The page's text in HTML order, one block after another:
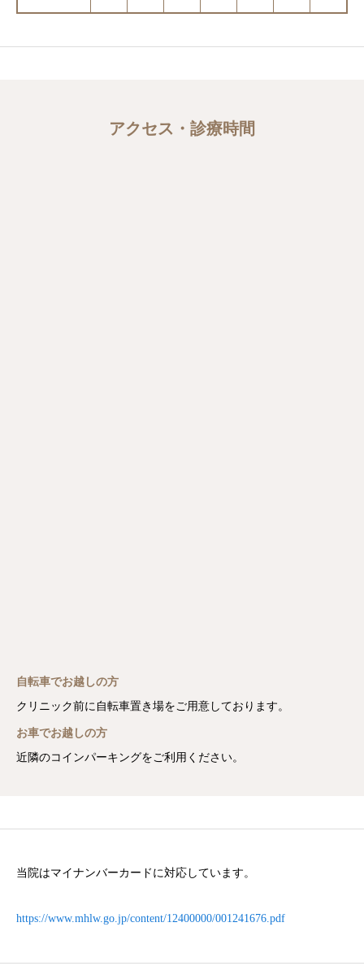
アクセス・診療時間
自転車でお越しの方
クリニック前に自転車置き場をご用意しております。
お車でお越しの方
近隣のコインパーキングをご利用ください。
当院はマイナンバーカードに対応しています。
https://www.mhlw.go.jp/content/12400000/001241676.pdf